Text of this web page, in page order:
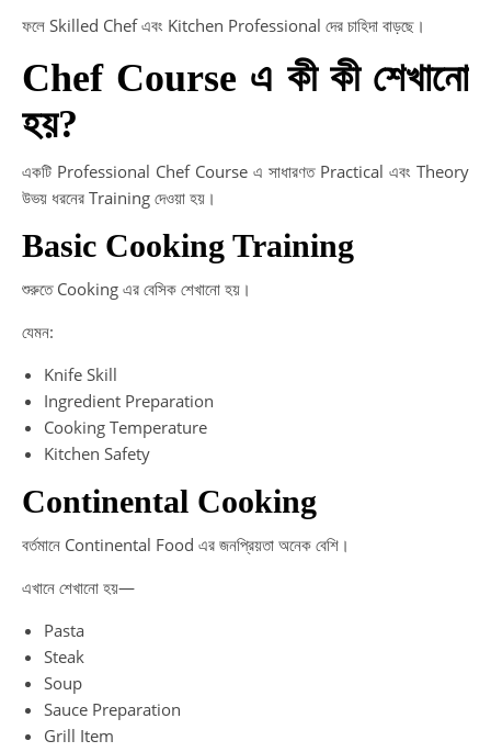
ফলে Skilled Chef এবং Kitchen Professional দের চাহিদা বাড়ছে।
Chef Course এ কী কী শেখানো
হয়?
একটি Professional Chef Course এ সাধারণত Practical এবং Theory
উভয় ধরনের Training দেওয়া হয়।
Basic Cooking Training
শুরুতে Cooking এর বেসিক শেখানো হয়।
যেমন:
Knife Skill
Ingredient Preparation
Cooking Temperature
Kitchen Safety
Continental Cooking
বর্তমানে Continental Food এর জনপ্রিয়তা অনেক বেশি।
এখানে শেখানো হয়—
Pasta
Steak
Soup
Sauce Preparation
Grill Item